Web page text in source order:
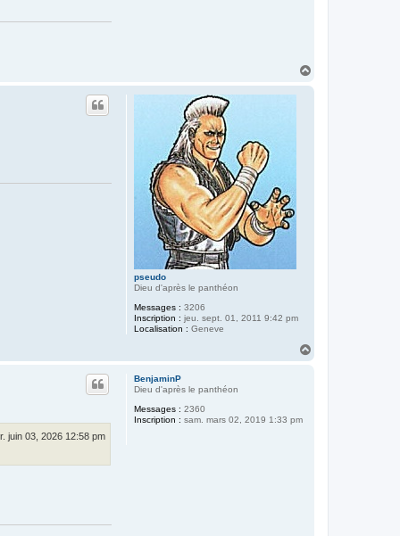
pseudo
Dieu d'après le panthéon
Messages : 3206
Inscription : jeu. sept. 01, 2011 9:42 pm
Localisation : Geneve
BenjaminP
Dieu d'après le panthéon
Messages : 2360
Inscription : sam. mars 02, 2019 1:33 pm
juin 03, 2026 12:58 pm